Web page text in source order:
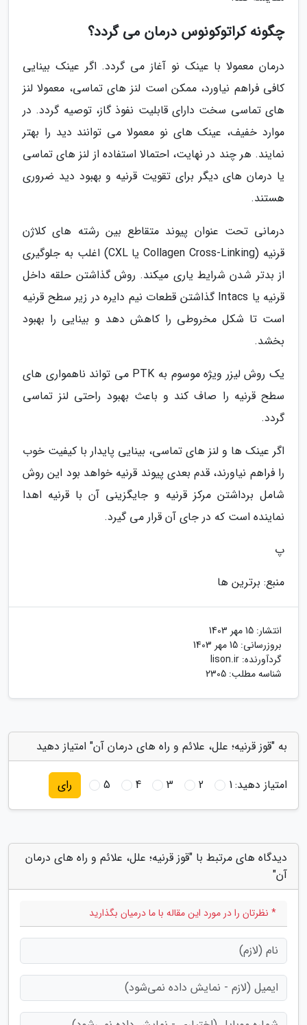
چگونه کراتوکونوس درمان می گردد؟
درمان معمولا با عینک نو آغاز می گردد. اگر عینک بینایی
کافی فراهم نیاورد، ممکن است لنز های تماسی، معمولا لنز
های تماسی سخت دارای قابلیت نفوذ گاز، توصیه گردد. در
موارد خفیف، عینک های نو معمولا می توانند دید را بهتر
نمایند. هر چند در نهایت، احتمالا استفاده از لنز های تماسی
یا درمان های دیگر برای تقویت قرنیه و بهبود دید ضروری
هستند.
درمانی تحت عنوان پیوند متقاطع بین رشته های کلاژن
قرنیه (Collagen Cross-Linking یا CXL) اغلب به جلوگیری
از بدتر شدن شرایط یاری میکند. روش گذاشتن حلقه داخل
قرنیه یا Intacs گذاشتن قطعات نیم دایره در زیر سطح قرنیه
است تا شکل مخروطی را کاهش دهد و بینایی را بهبود
بخشد.
یک روش لیزر ویژه موسوم به PTK می تواند ناهمواری های
سطح قرنیه را صاف کند و باعث بهبود راحتی لنز تماسی
گردد.
اگر عینک ها و لنز های تماسی، بینایی پایدار با کیفیت خوب
را فراهم نیاورند، قدم بعدی پیوند قرنیه خواهد بود این روش
شامل برداشتن مرکز قرنیه و جایگزینی آن با قرنیه اهدا
نماینده است که در جای آن قرار می گیرد.
پ
منبع: برترین ها
انتشار: 15 مهر 1403
بروزرسانی: 15 مهر 1403
گردآورنده: lison.ir
شناسه مطلب: 2305
به "قوز قرنیه؛ علل، علائم و راه های درمان آن" امتیاز دهید
امتیاز دهید:1
2
3
4
5 رای
دیدگاه های مرتبط با "قوز قرنیه؛ علل، علائم و راه های درمان
آن"
* نظرتان را در مورد این مقاله با ما درمیان بگذارید